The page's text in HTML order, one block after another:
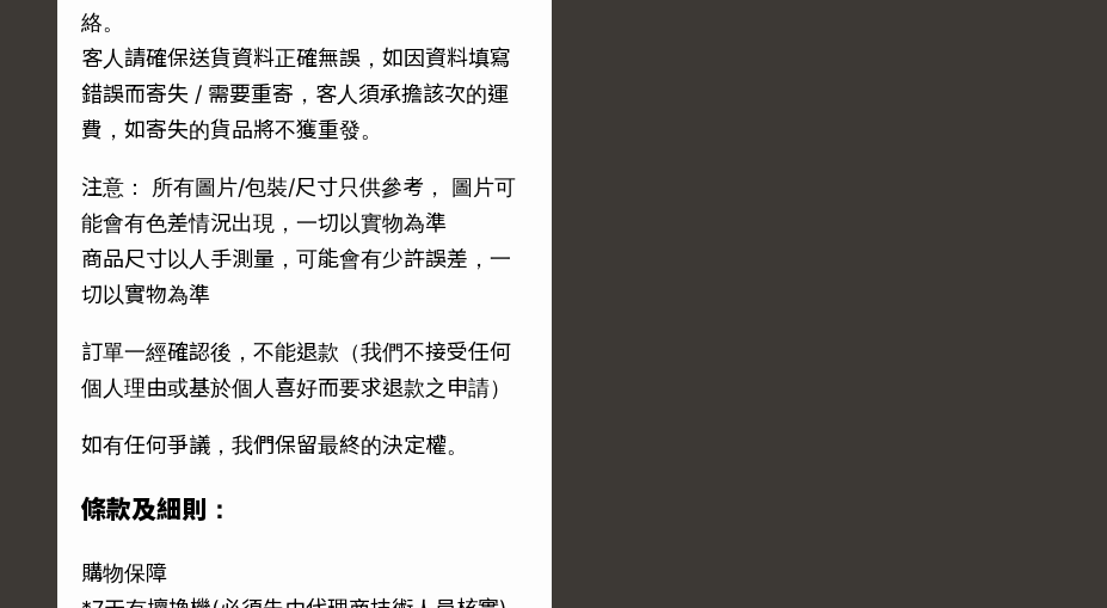
絡。
客人請確保送貨資料正確無誤，如因資料填寫
錯誤而寄失 / 需要重寄，客人須承擔該次的運
費，如寄失的貨品將不獲重發。
注意： 所有圖片/包裝/尺寸只供參考， 圖片可
能會有色差情況出現，一切以實物為準
商品尺寸以人手測量，可能會有少許誤差，一
切以實物為準
訂單一經確認後，不能退款（我們不接受任何
個人理由或基於個人喜好而要求退款之申請）
如有任何爭議，我們保留最終的決定權。
條款及細則：
購物保障